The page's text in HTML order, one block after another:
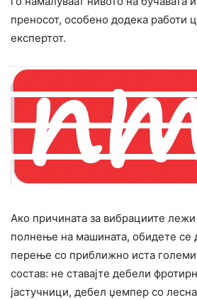
преносот, особено додека работи
експертот.
Ако причината за вибрациите лежи
полнење на машината, обидете се
перење со приближно иста
состав: не ставајте дебели
јастучници, дебел џемпер со